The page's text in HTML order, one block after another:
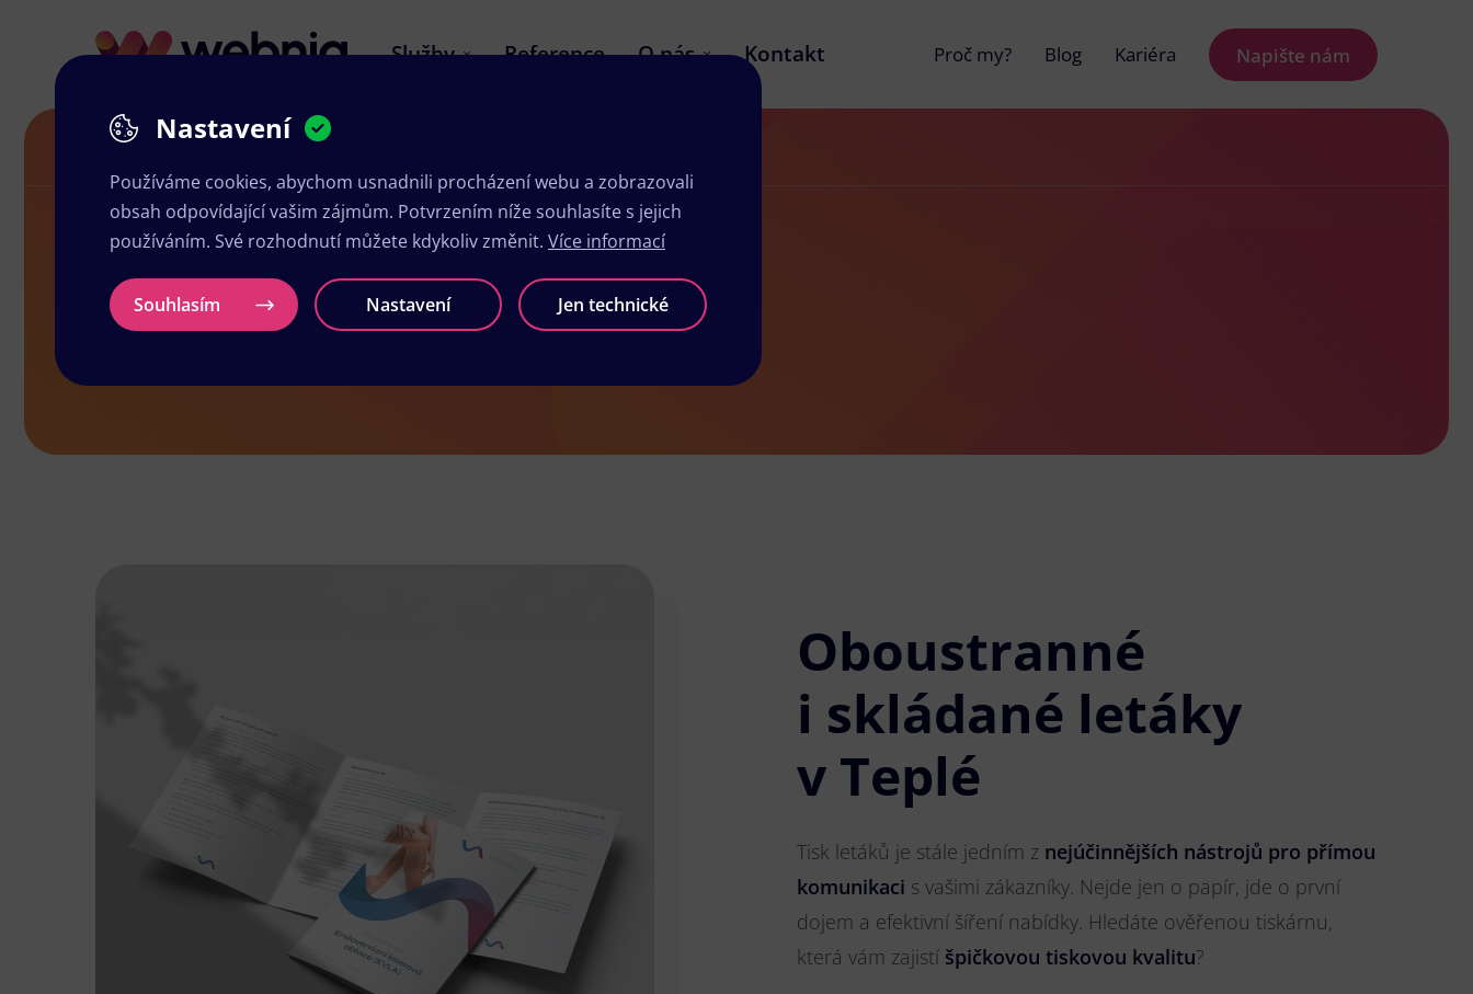
Služby Reference O nás Kontakt Proč my? Blog Kariéra Napište nám
Letáky v Teplé
Oboustranné
i skládané letáky
v Teplé
Tisk letáků je stále jedním z nejúčinnějších nástrojů pro přímou
komunikaci s vašimi zákazníky. Nejde jen o papír, jde o první
dojem a efektivní šíření nabídky. Hledáte ověřenou tiskárnu,
která vám zajistí špičkovou tiskovou kvalitu?
Nastavení
Používáme cookies, abychom usnadnili procházení webu a zobrazovali
obsah odpovídající vašim zájmům. Potvrzením níže souhlasíte s jejich
používáním. Své rozhodnutí můžete kdykoliv změnit. Více informací
Souhlasím Nastavení Jen technické